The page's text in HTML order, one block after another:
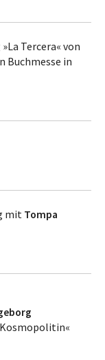
Tercera« von
Buchmesse in
mit Tompa